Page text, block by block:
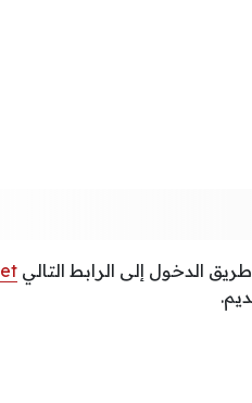
الدخول إلى الرابط التالي